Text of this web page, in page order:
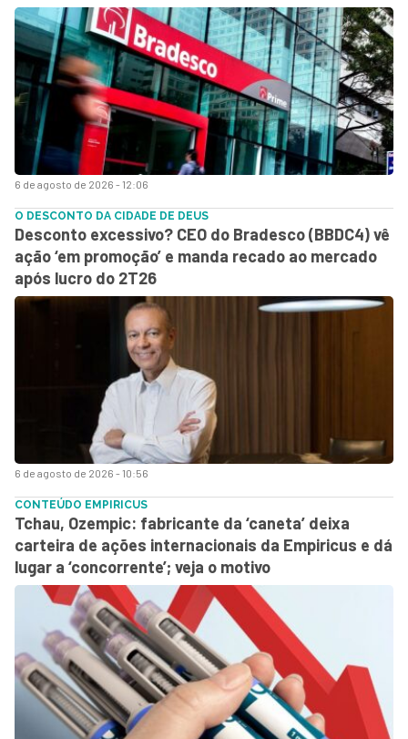
6 de agosto de 2026 - 12:06
6 de agosto de 2026 - 10:56
O DESCONTO DA CIDADE DE DEUS
Desconto excessivo? CEO do Bradesco (BBDC4) vê
ação ‘em promoção’ e manda recado ao mercado
após lucro do 2T26
CONTEÚDO EMPIRICUS
Tchau, Ozempic: fabricante da ‘caneta’ deixa
carteira de ações internacionais da Empiricus e dá
lugar a ‘concorrente’; veja o motivo